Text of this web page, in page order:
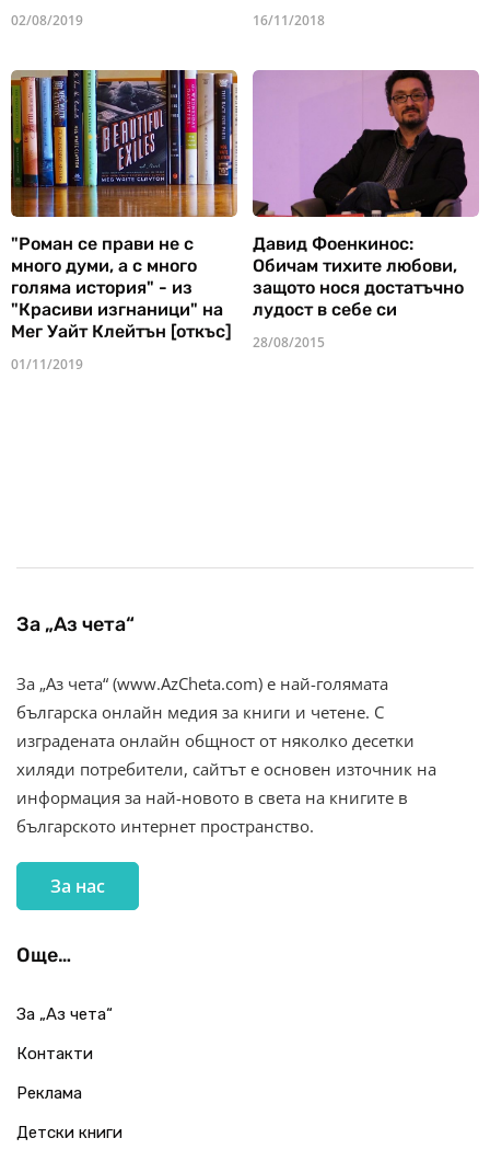
02/08/2019 16/11/2018
"Роман се прави не с
много думи, а с много
голяма история" - из
"Красиви изгнаници" на
Мег Уайт Клейтън [откъс]
01/11/2019
Давид Фоенкинос:
Обичам тихите любови,
защото нося достатъчно
лудост в себе си
28/08/2015
За „Аз чета“
За „Аз чета“ (www.AzCheta.com) е най-голямата
българска онлайн медия за книги и четене. С
изградената онлайн общност от няколко десетки
хиляди потребители, сайтът е основен източник на
информация за най-новото в света на книгите в
българското интернет пространство.
За нас
Още…
За „Аз чета“
Контакти
Реклама
Детски книги